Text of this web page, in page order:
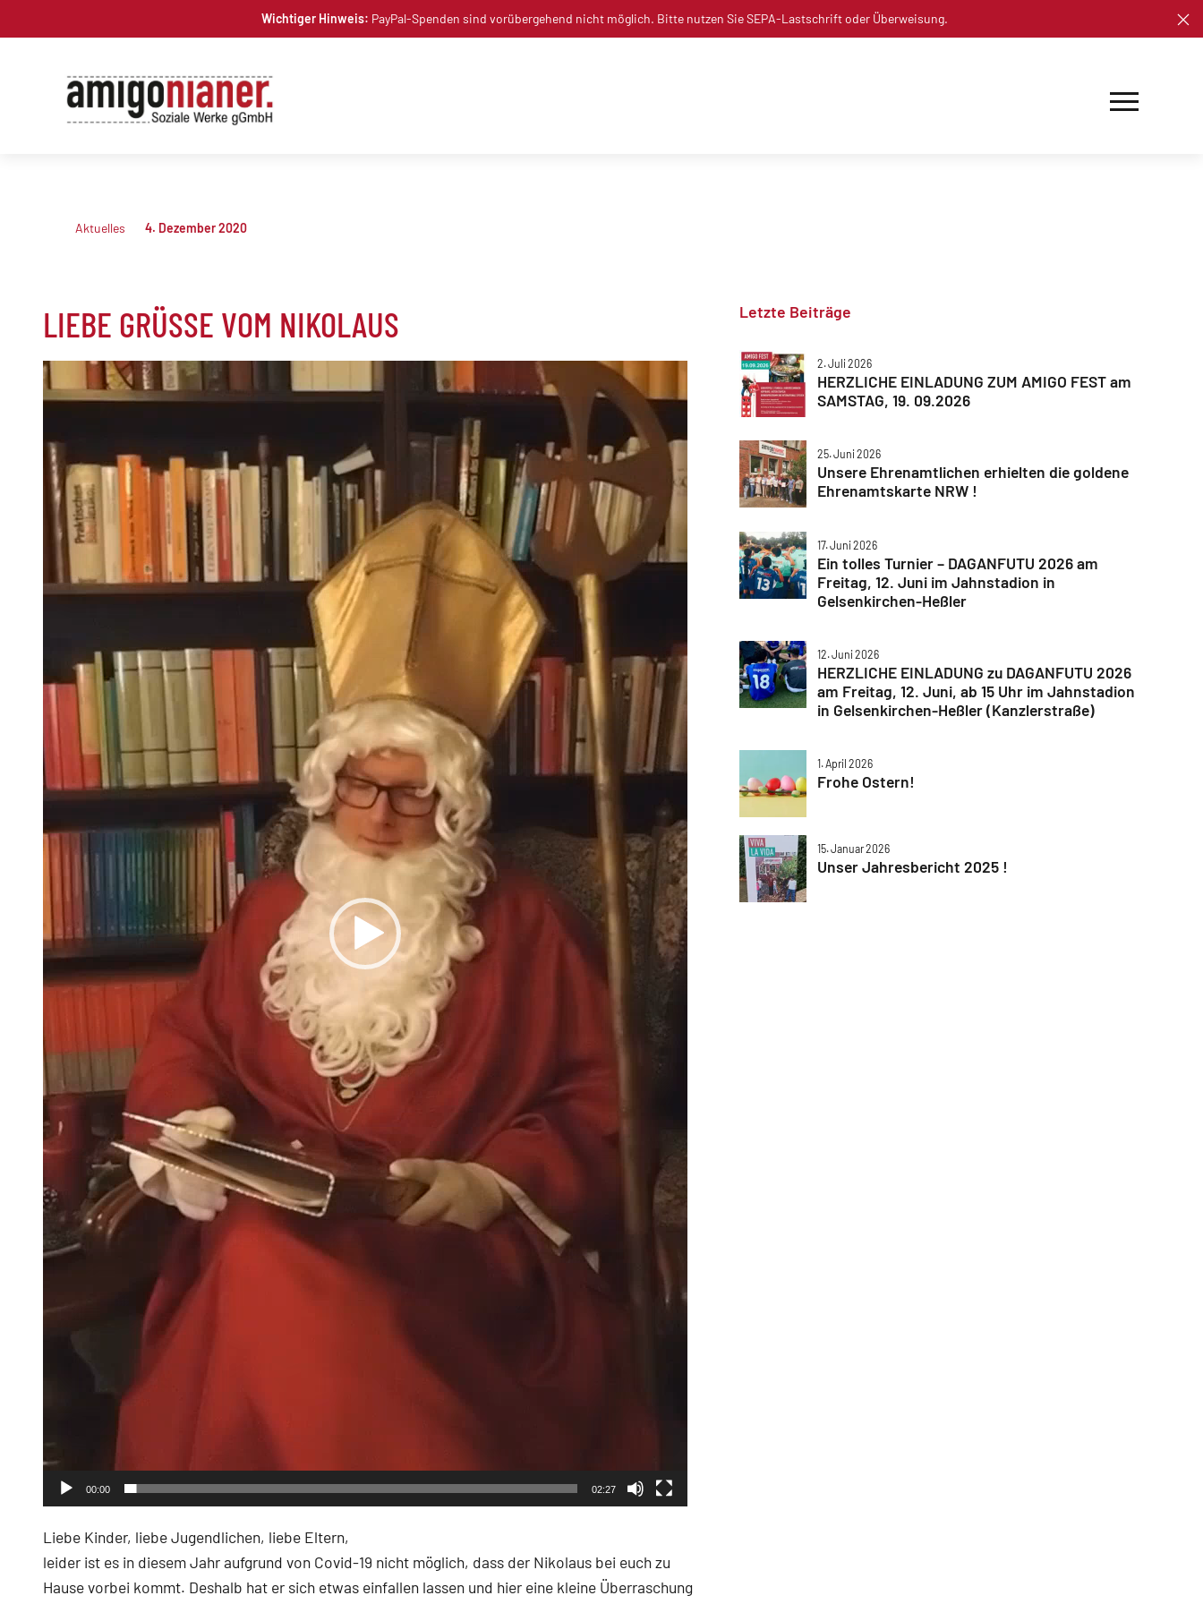
Wichtiger Hinweis: PayPal-Spenden sind vorübergehend nicht möglich. Bitte nutzen Sie SEPA-Lastschrift oder Überweisung.
Aktuelles 4. Dezember 2020
LIEBE GRÜSSE VOM NIKOLAUS
Video-
Player
00:00 02:27
Liebe Kinder, liebe Jugendlichen, liebe Eltern,
leider ist es in diesem Jahr aufgrund von Covid-19 nicht möglich, dass der Nikolaus bei euch zu
Hause vorbei kommt. Deshalb hat er sich etwas einfallen lassen und hier eine kleine Überraschung
Letzte Beiträge
2. Juli 2026
HERZLICHE EINLADUNG ZUM AMIGO FEST am
SAMSTAG, 19. 09.2026
25. Juni 2026
Unsere Ehrenamtlichen erhielten die goldene
Ehrenamtskarte NRW !
17. Juni 2026
Ein tolles Turnier – DAGANFUTU 2026 am
Freitag, 12. Juni im Jahnstadion in
Gelsenkirchen-Heßler
12. Juni 2026
HERZLICHE EINLADUNG zu DAGANFUTU 2026
am Freitag, 12. Juni, ab 15 Uhr im Jahnstadion
in Gelsenkirchen-Heßler (Kanzlerstraße)
1. April 2026
Frohe Ostern!
15. Januar 2026
Unser Jahresbericht 2025 !